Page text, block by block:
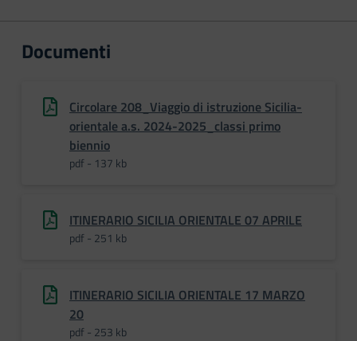
Documenti
Circolare 208_Viaggio di istruzione Sicilia-
orientale a.s. 2024-2025_classi primo
biennio
pdf - 137 kb
ITINERARIO SICILIA ORIENTALE 07 APRILE
pdf - 251 kb
ITINERARIO SICILIA ORIENTALE 17 MARZO
20
pdf - 253 kb